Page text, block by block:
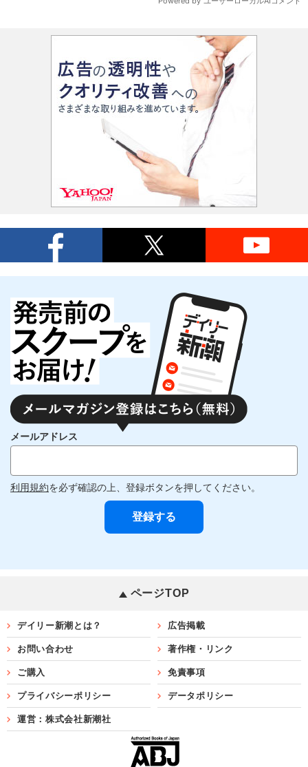
メールアドレス
利用規約を必ず確認の上、登録ボタンを押してください。
ページTOP
デイリー新潮とは？ 広告掲載
お問い合わせ 著作権・リンク
ご購入 免責事項
プライバシーポリシー データポリシー
運営：株式会社新潮社